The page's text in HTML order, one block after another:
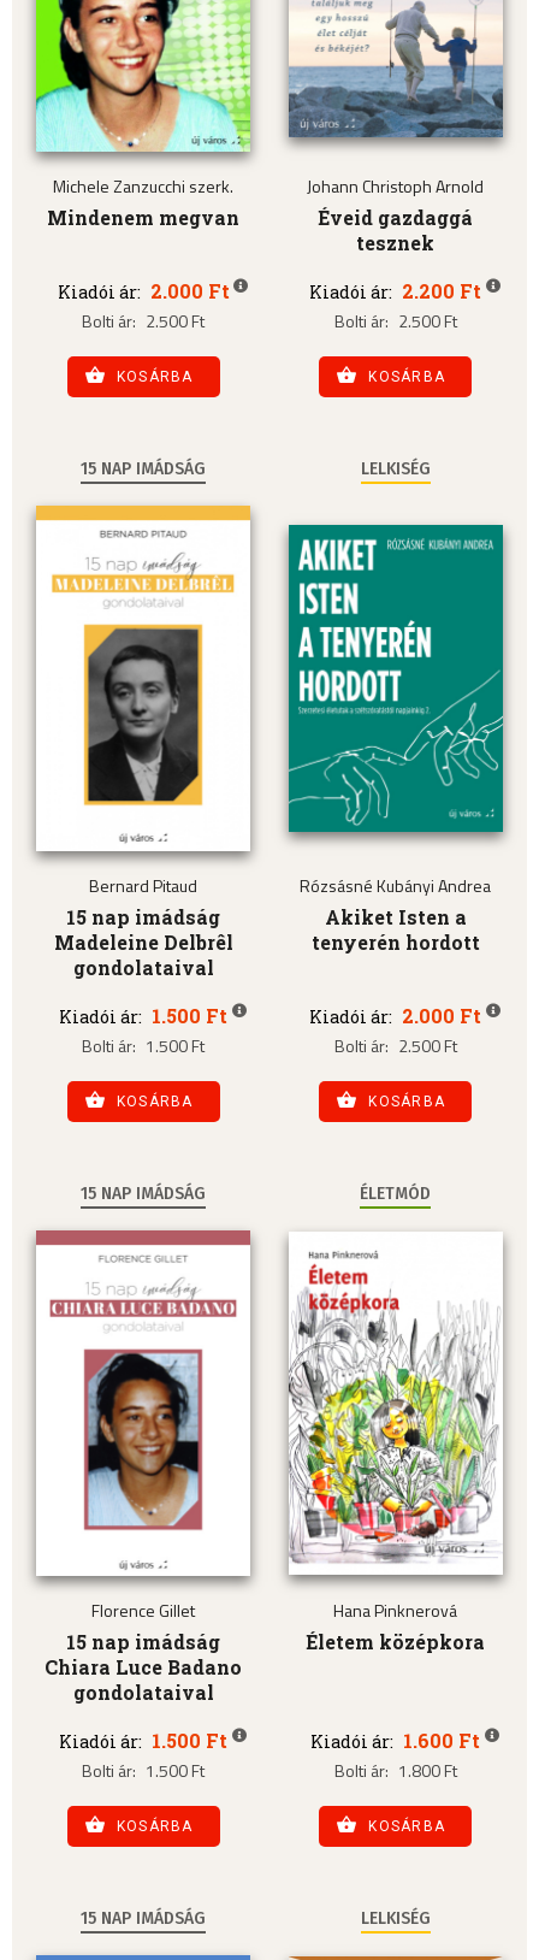
Michele Zanzucchi szerk.
Mindenem megvan
Kiadói ár: 2.000 Ft
Bolti ár: 2.500 Ft
KOSÁRBA
Johann Christoph Arnold
Éveid gazdaggá
tesznek
Kiadói ár: 2.200 Ft
Bolti ár: 2.500 Ft
KOSÁRBA
15 NAP IMÁDSÁG
Bernard Pitaud
15 nap imádság
Madeleine Delbrêl
gondolataival
Kiadói ár: 1.500 Ft
Bolti ár: 1.500 Ft
KOSÁRBA
LELKISÉG
Rózsásné Kubányi Andrea
Akiket Isten a
tenyerén hordott
Kiadói ár: 2.000 Ft
Bolti ár: 2.500 Ft
KOSÁRBA
15 NAP IMÁDSÁG
Florence Gillet
15 nap imádság
Chiara Luce Badano
gondolataival
Kiadói ár: 1.500 Ft
Bolti ár: 1.500 Ft
KOSÁRBA
ÉLETMÓD
Hana Pinknerová
Életem középkora
Kiadói ár: 1.600 Ft
Bolti ár: 1.800 Ft
KOSÁRBA
15 NAP IMÁDSÁG LELKISÉG